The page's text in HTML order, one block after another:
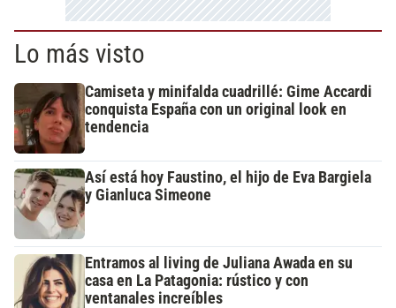
Lo más visto
Camiseta y minifalda cuadrillé: Gime Accardi
conquista España con un original look en
tendencia
Así está hoy Faustino, el hijo de Eva Bargiela
y Gianluca Simeone
Entramos al living de Juliana Awada en su
casa en La Patagonia: rústico y con
ventanales increíbles